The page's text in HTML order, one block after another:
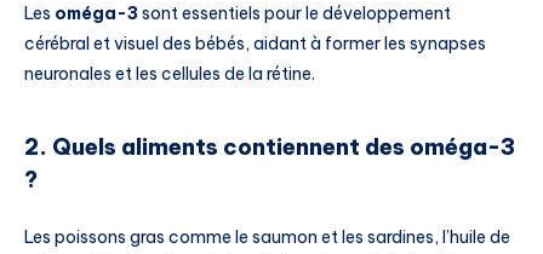
Les oméga-3sont essentiels pour le développement
cérébral et visuel des bébés, aidant à former les synapses
neuronales et les cellules de la rétine.
2. Quels aliments contiennent des oméga-3
?
Les poissons gras comme le saumon et les sardines, l’huile de